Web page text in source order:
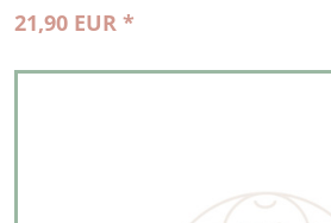
21,90 EUR *